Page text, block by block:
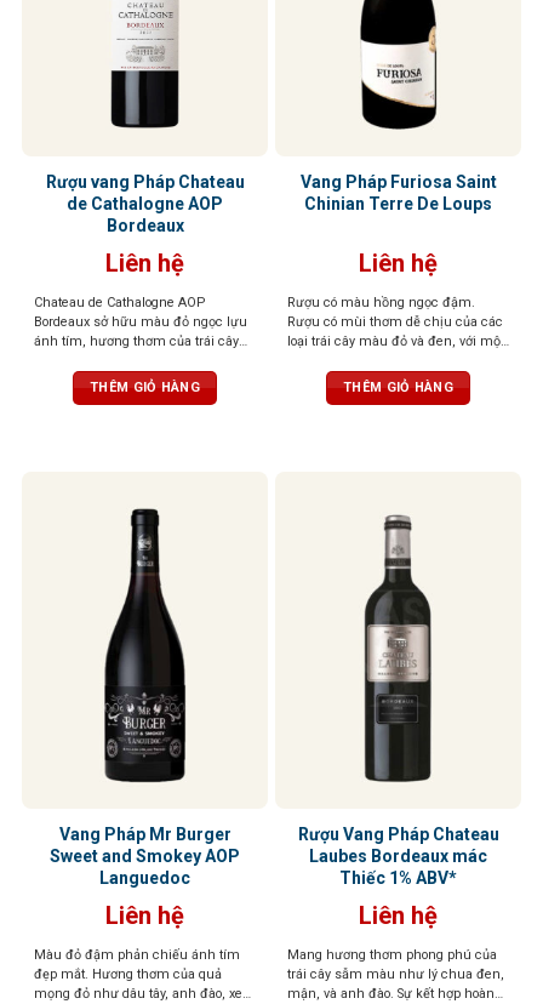
Rượu vang Pháp Chateau
de Cathalogne AOP
Bordeaux
Liên hệ
Chateau de Cathalogne AOP
Bordeaux sở hữu màu đỏ ngọc lựu
ánh tím, hương thơm của trái cây
việt quất và dâu rừng quyện cùng
kẹo trái cây và mứt ngọt. Rượu mềm
THÊM GIỎ HÀNG
Vang Pháp Furiosa Saint
Chinian Terre De Loups
Liên hệ
Rượu có màu hồng ngọc đậm.
Rượu có mùi thơm dễ chịu của các
loại trái cây màu đỏ và đen, với một
nhàng. Vòm miệng được tráng rất
cân đối và thể hiện rất nhiều sự
THÊM GIỎ HÀNG
Vang Pháp Mr Burger
Sweet and Smokey AOP
Languedoc
Liên hệ
Màu đỏ đậm phản chiếu ánh tím
đẹp mắt. Hương thơm của quả
mọng đỏ như dâu tây, anh đào, xen
Rượu Vang Pháp Chateau
Laubes Bordeaux mác
Thiếc 1% ABV*
Liên hệ
Mang hương thơm phong phú của
trái cây sẫm màu như lý chua đen,
mận, và anh đào. Sự kết hợp hoàn